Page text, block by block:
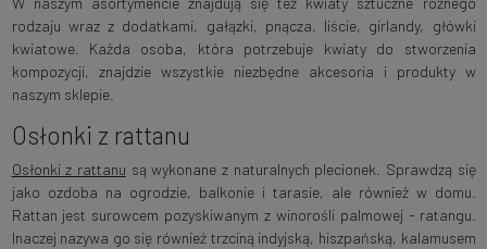
rodzaju wraz z dodatkami, gałązki, pnącza, liście, girlandy, główki
kwiatowe. Każda osoba, która potrzebuje kwiaty do stworzenia
kompozycji, znajdzie wszystkie niezbędne akcesoria i produkty w
naszym sklepie.
Osłonki z rattanu
Osłonki z rattanu są wykonane z naturalnych plecionek. Sprawdzą się
jako ozdoba na ogrodzie, balkonie i tarasie, ale również w domu.
Rattan jest surowcem pozyskiwanym z winorośli palmowej - ratangu.
Inaczej nazywa go się również trzciną indyjską, hiszpańską, kalamusem